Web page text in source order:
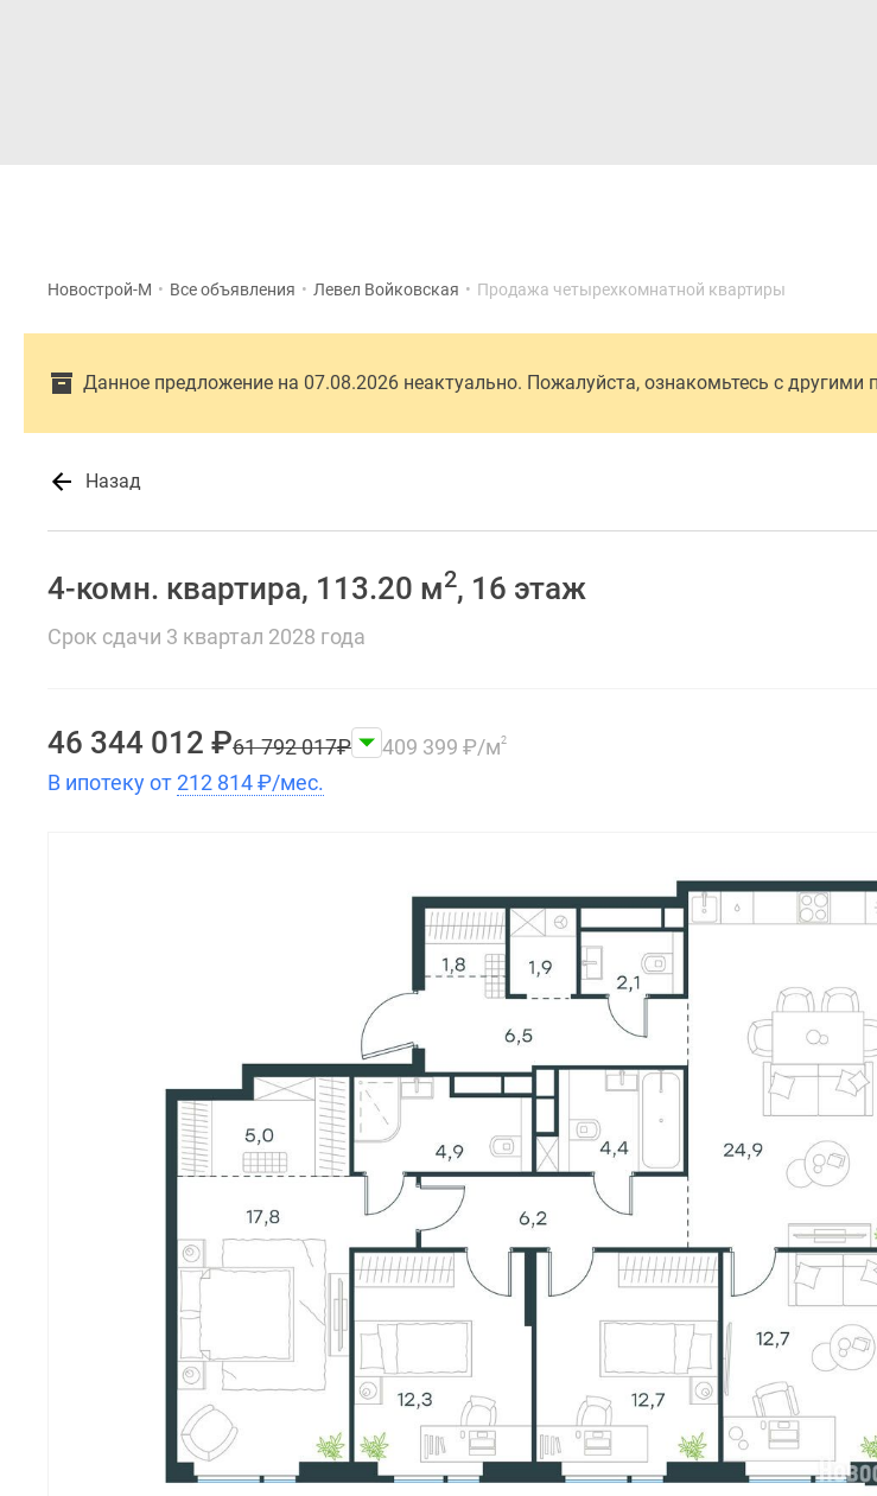
Новострой-М • Все объявления • Левел Войковская • Продажа четырехкомнатной квартиры
Данное предложение на 07.08.2026 неактуально. Пожалуйста, ознакомьтесь с
Назад
4-комн. квартира, 113.20 м2, 16 этаж
Срок сдачи 3 квартал 2028 года
46 344 012 ₽61 792 017₽ 409 399 ₽/м2
В ипотеку от212 814₽/мес.